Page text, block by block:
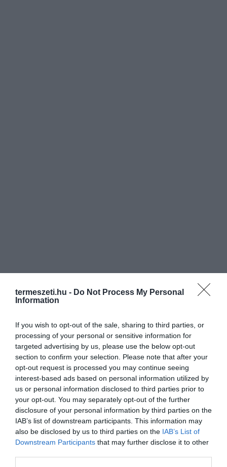
termeszeti.hu - Do Not Process My Personal
Information
If you wish to opt-out of the sale, sharing to third parties, or
processing of your personal or sensitive information for
targeted advertising by us, please use the below opt-out
section to confirm your selection. Please note that after your
opt-out request is processed you may continue seeing
interest-based ads based on personal information utilized by
us or personal information disclosed to third parties prior to
your opt-out. You may separately opt-out of the further
disclosure of your personal information by third parties on the
IAB’s list of downstream participants. This information may
also be disclosed by us to third parties on the IAB’s List of
Downstream Participants that may further disclose it to other